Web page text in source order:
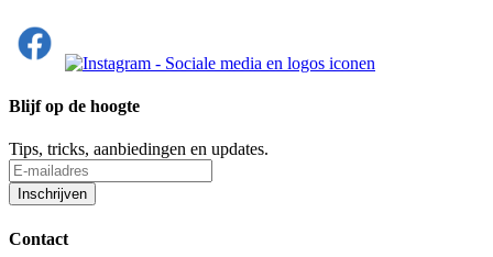
Blijf op de hoogte
Tips, tricks, aanbiedingen en updates.
Contact